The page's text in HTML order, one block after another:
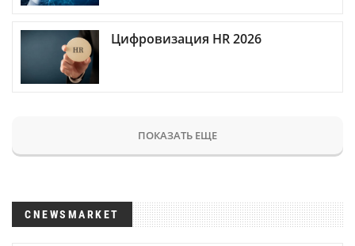
Цифровизация HR 2026
ПОКАЗАТЬ ЕЩЕ
CNEWSMARKET